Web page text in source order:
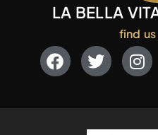
LA BELLA
find